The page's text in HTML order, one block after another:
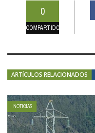
0
COMPARTIDOS
ARTÍCULOS RELACIONADOS
NOTICIAS